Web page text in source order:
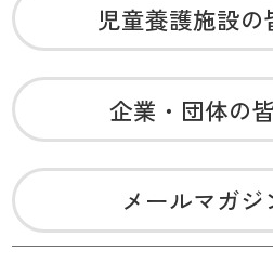
児童養護施設の
企業・団体の
メールマガジ